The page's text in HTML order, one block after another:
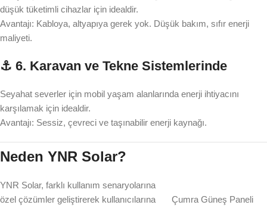
düşük tüketimli cihazlar için idealdir.
Avantajı: Kabloya, altyapıya gerek yok. Düşük bakım, sıfır enerji
maliyeti.
⚓ 6. Karavan ve Tekne Sistemlerinde
Seyahat severler için mobil yaşam alanlarında enerji ihtiyacını
karşılamak için idealdir.
Avantajı: Sessiz, çevreci ve taşınabilir enerji kaynağı.
Neden YNR Solar?
Çumra Güneş Paneli
YNR Solar, farklı kullanım senaryolarına
özel çözümler geliştirerek kullanıcılarına